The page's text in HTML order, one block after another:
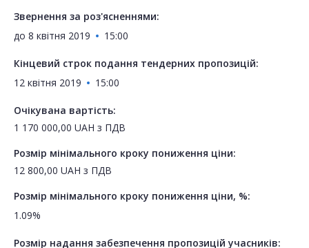
Звернення за роз'ясненнями:
до 8 квітня 2019 15:00
Кінцевий строк подання тендерних пропозицій:
12 квітня 2019
15:00
Очікувана вартість:
1 170 000,00 UAH з ПДВ
Розмір мінімального кроку пониження ціни:
12 800,00 UAH з ПДВ
Розмір мінімального кроку пониження ціни, %:
1.09%
Розмір надання забезпечення пропозицій учасників: